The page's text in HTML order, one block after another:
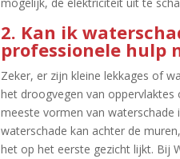
mogelijk, de elektriciteit uit te
2.​ Kan ik
professionele hulp
Zeker, er zijn kleine lekkages of
het droogvegen van
meeste vormen van waterschade
waterschade kan achter de
het op het eerste gezicht lijkt.​ Bij